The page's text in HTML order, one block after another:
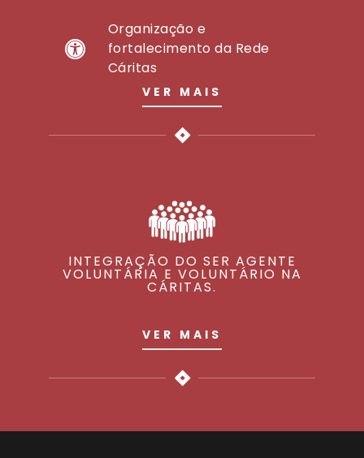
Organização e
fortalecimento da Rede
Cáritas
VER MAIS
INTEGRAÇÃO DO SER AGENTE
VOLUNTÁRIA E VOLUNTÁRIO NA
CÁRITAS.
VER MAIS